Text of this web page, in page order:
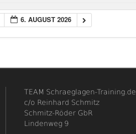
6. AUGUST 2026
TEAM Schraeglagen-Training.de
c/o Reinhard Schmitz
Schmitz-Röder GbR
Lindenweg 9